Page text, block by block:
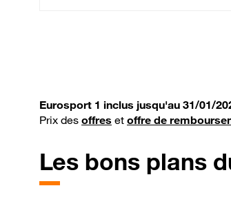
Eurosport 1 inclus jusqu'au 31/01/
Prix des offres et offre de
Les bons plans